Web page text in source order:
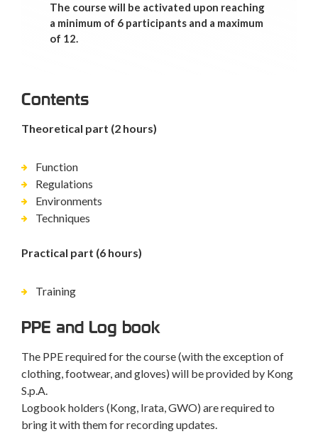
The course will be activated upon reaching
a minimum of 6 participants and a maximum
of 12.
Contents
Theoretical part (2 hours)
Function
Regulations
Environments
Techniques
Practical part (6 hours)
Training
PPE and Log book
The PPE required for the course (with the exception of
clothing, footwear, and gloves) will be provided by Kong
S.p.A.
Logbook holders (Kong, Irata, GWO) are required to
bring it with them for recording updates.